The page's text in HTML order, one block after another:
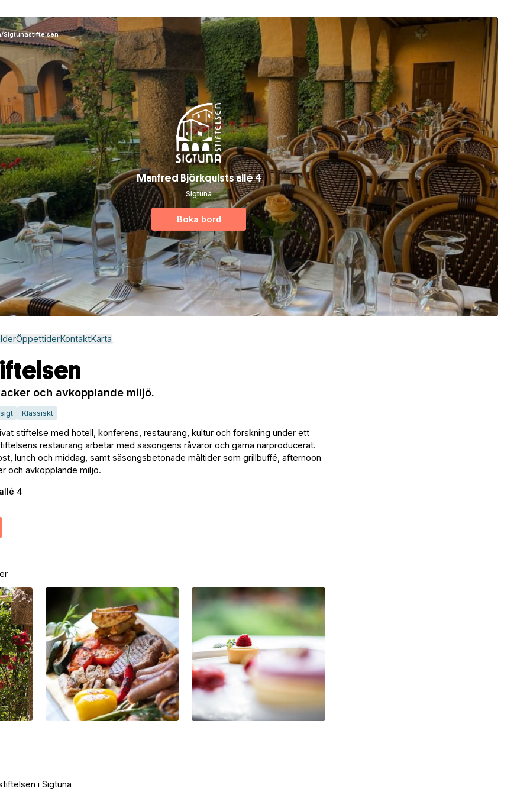
/Sigtunastiftelsen
Manfred Björkquists allé 4
Sigtuna
Boka bord
ÖppettiderKontaktKarta
och avkopplande miljö.
Klassiskt
stiftelse med hotell, konferens, restaurang, kultur och forskning under ett
restaurang arbetar med säsongens råvaror och gärna närproducerat.
lunch och middag, samt säsongsbetonade måltider som grillbuffé, afternoon
och avkopplande miljö.
4
i Sigtuna